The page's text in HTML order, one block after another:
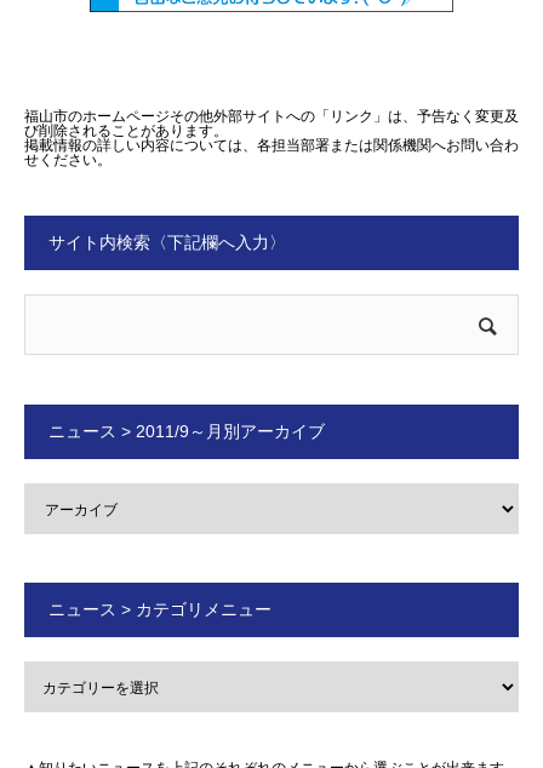
福山市のホームページその他外部サイトへの「リンク」は、予告なく変更及
び削除されることがあります。
掲載情報の詳しい内容については、各担当部署または関係機関へお問い合わ
せください。
サイト内検索〈下記欄へ入力〉
ニュース > 2011/9～月別アーカイブ
ニュース > カテゴリメニュー